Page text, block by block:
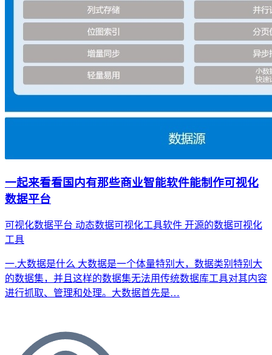
一起来看看国内有那些商业智能软件能制作可视化
数据平台
可视化数据平台 动态数据可视化工具软件 开源的数据可视化
工具
一.大数据是什么 大数据是一个体量特别大，数据类别特别大
的数据集，并且这样的数据集无法用传统数据库工具对其内容
进行抓取、管理和处理。大数据首先是…